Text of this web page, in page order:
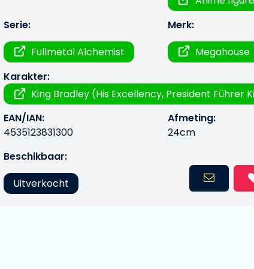
Serie:
Fullmetal Alchemist
Merk:
Megahouse
Karakter:
King Bradley (His Excellency, President Führer
EAN/IAN:
4535123831300
Afmeting:
24cm
Beschikbaar:
Uitverkocht